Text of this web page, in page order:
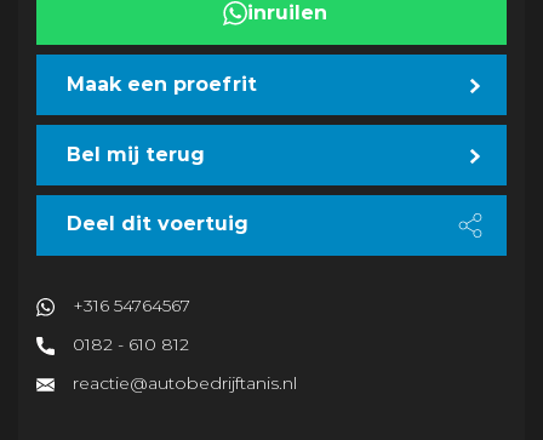
inruilen
Maak een proefrit
Bel mij terug
Deel dit voertuig
+316 54764567
0182 - 610 812
reactie@autobedrijftanis.nl